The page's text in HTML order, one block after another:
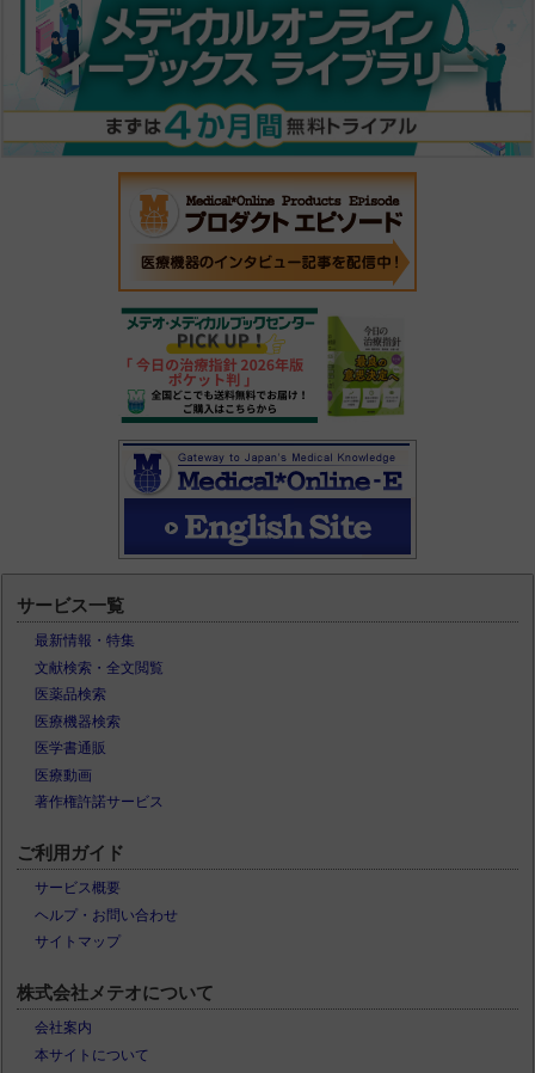
サービス一覧
最新情報・特集
文献検索・全文閲覧
医薬品検索
医療機器検索
医学書通販
医療動画
著作権許諾サービス
ご利用ガイド
サービス概要
ヘルプ・お問い合わせ
サイトマップ
株式会社メテオについて
会社案内
本サイトについて